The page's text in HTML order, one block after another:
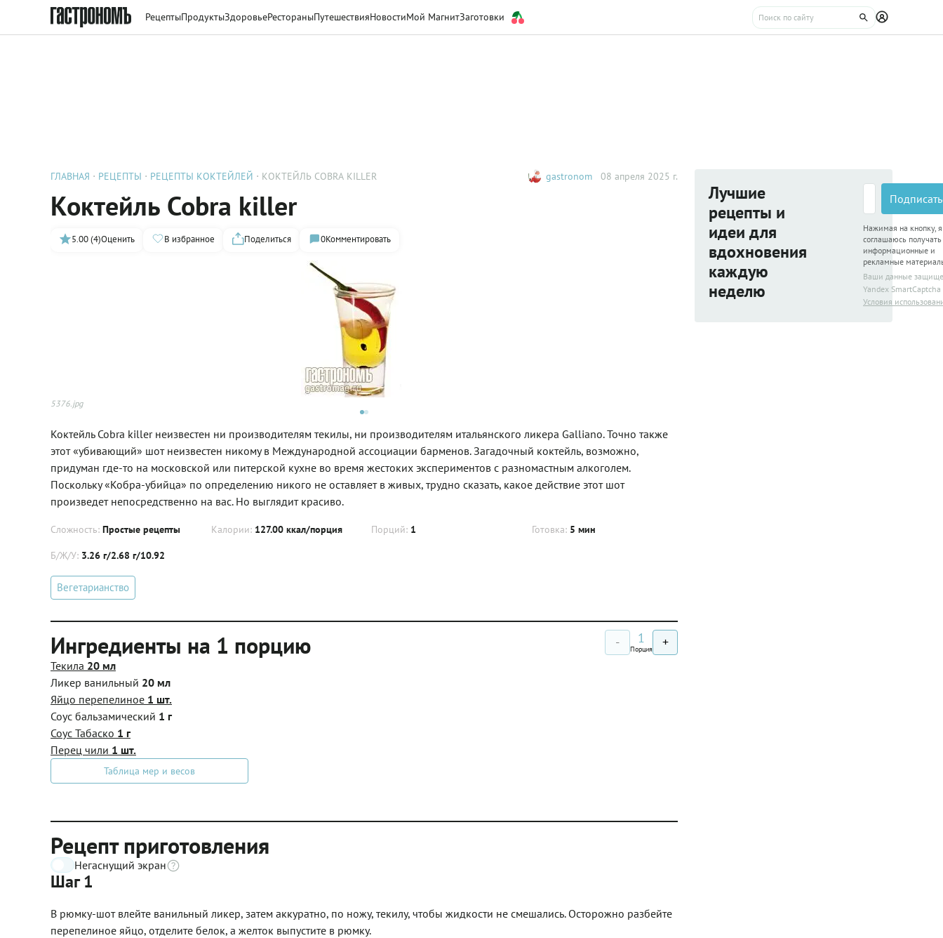
РецептыПродуктыЗдоровьеРестораныПутешествияНовостиМой МагнитЗаготовки
ГЛАВНАЯ РЕЦЕПТЫ РЕЦЕПТЫ КОКТЕЙЛЕЙ КОКТЕЙЛЬ COBRA KILLER gastronom 08 апреля 2025 г.
Коктейль Cobra killer
5.00 (4)Оценить В избранное Поделиться 0Комментировать
5376.jpg
Коктейль Cobra killer неизвестен ни производителям текилы, ни производителям итальянского ликера Galliano. Точно также
этот «убивающий» шот неизвестен никому в Международной ассоциации барменов. Загадочный коктейль, возможно,
придуман где-то на московской или питерской кухне во время жестоких экспериментов с разномастным алкоголем.
Поскольку «Кобра-убийца» по определению никого не оставляет в живых, трудно сказать, какое действие этот шот
произведет непосредственно на вас. Но выглядит красиво.
Сложность: Простые рецепты Калории: 127.00 ккал/порция Порций: 1 Готовка: 5 мин
Б/Ж/У: 3.26 г/2.68 г/10.92
Вегетарианство
Ингредиенты на 1 порцию - 1
Порция +
Текила 20 мл
Ликер ванильный 20 мл
Яйцо перепелиное 1 шт.
Соус бальзамический 1 г
Соус Табаско 1 г
Перец чили 1 шт.
Таблица мер и весов
Рецепт приготовления
Негаснущий экран
Шаг 1
В рюмку-шот влейте ванильный ликер, затем аккуратно, по ножу, текилу, чтобы жидкости не смешались. Осторожно разбейте
перепелиное яйцо, отделите белок, а желток выпустите в рюмку.
Лучшие
рецепты и
идеи для
вдохновения
каждую
неделю
Нажимая на кнопку, я
соглашаюсь получать
информационные и
рекламные
Ваши данные
Yandex SmartCaptcha
Условия